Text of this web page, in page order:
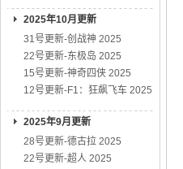
2025年10月更新
31号更新-创战神 2025
22号更新-东极岛 2025
15号更新-神奇四侠 2025
12号更新-F1：狂飙飞车 2025
2025年9月更新
28号更新-德古拉 2025
22号更新-超人 2025